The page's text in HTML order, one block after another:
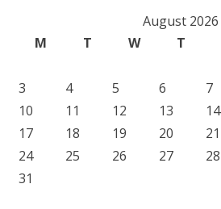
August 2026
M
T W T
3
4 5 6 7
10
11 12 13 14
17
18 19 20 21
24
25 26 27 28
31